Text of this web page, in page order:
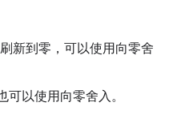
新到零，可以使用向零舍
以使用向零舍入。